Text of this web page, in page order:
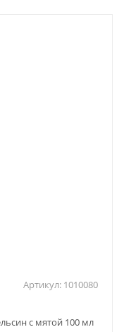
Артикул: 1010080
с мятой 100 мл